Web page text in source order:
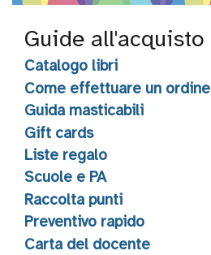
Guide all'acquisto
Catalogo libri
Come effettuare un ordine
Guida masticabili
Gift cards
Liste regalo
Scuole e PA
Raccolta punti
Preventivo rapido
Carta del docente